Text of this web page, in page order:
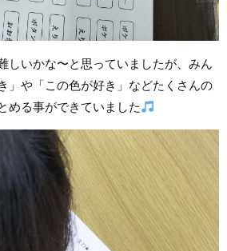
しいかな〜と思っていましたが、みん
」や「この色が好き」などたくさんの
める事ができていました